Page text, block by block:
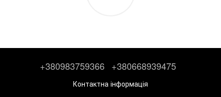
+380983759366 +380668939475
Контактна інформація